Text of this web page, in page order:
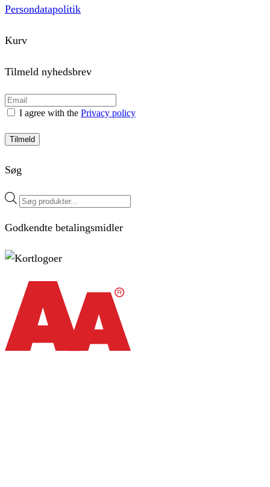
Persondatapolitik
Kurv
Tilmeld nyhedsbrev
I agree with the Privacy policy
Tilmeld
Søg
Products
search
Godkendte betalingsmidler